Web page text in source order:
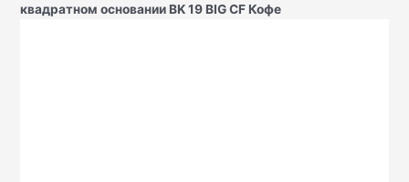
квадратном основании BK 19 BIG CF Кофе